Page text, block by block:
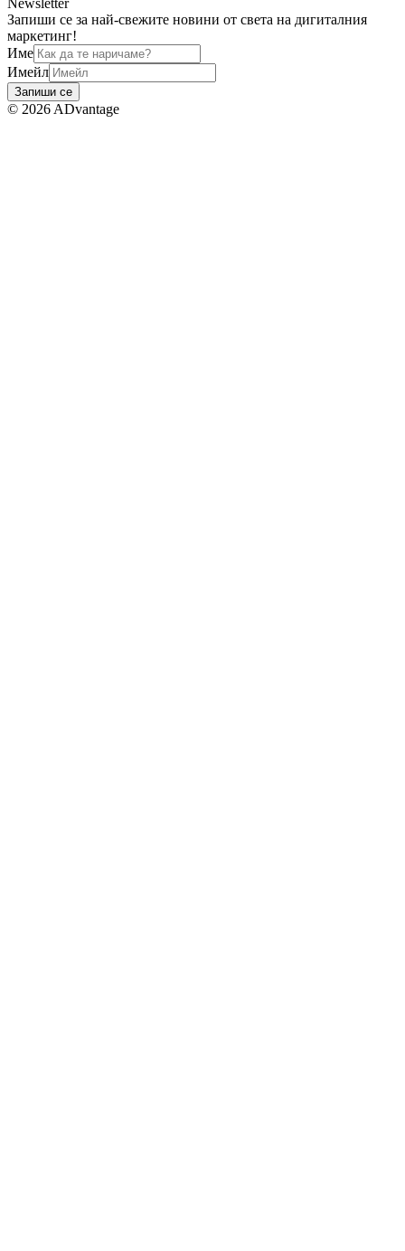
Запиши се за най-свежите новини от света на дигиталния
маркетинг!
Име
Имейл
Запиши се
© 2026 ADvantage